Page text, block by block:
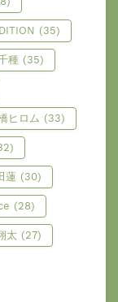
(35)
種 (35)
ヒロム (33)
蓮 (30)
(28)
太 (27)